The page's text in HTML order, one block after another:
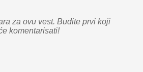
za ovu vest. Budite prvi koji
komentarisati!